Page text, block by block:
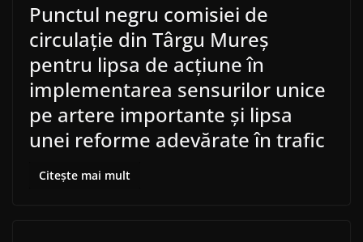
Punctul negru comisiei de
circulație din Târgu Mureș
pentru lipsa de acțiune în
implementarea sensurilor unice
pe artere importante și lipsa
unei reforme adevărate în trafic
Citește mai mult